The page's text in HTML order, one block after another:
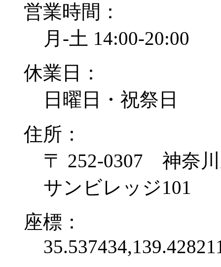
営業時間：
月-土 14:00-20:00
休業日：
日曜日・祝祭日
住所：
〒 252-0307 神奈
サンビレッジ101
座標：